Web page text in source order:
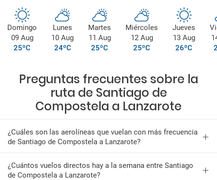
Domingo
09 Aug
25ºC
Lunes
10 Aug
24ºC
Martes
11 Aug
25ºC
Miércoles
12 Aug
25ºC
Jueves
13 Aug
26ºC
Preguntas frecuentes sobre la
ruta de Santiago de
Compostela a Lanzarote
¿Cuáles son las aerolíneas que vuelan con más frecuencia
de Santiago de Compostela a Lanzarote?
¿Cuántos vuelos directos hay a la semana entre Santiago
de Compostela a Lanzarote?